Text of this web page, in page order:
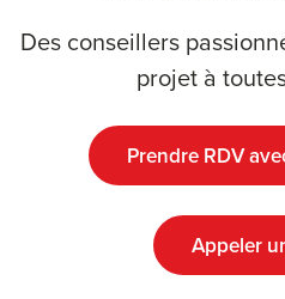
Des conseillers
projet à
Prendre RDV
Appeler